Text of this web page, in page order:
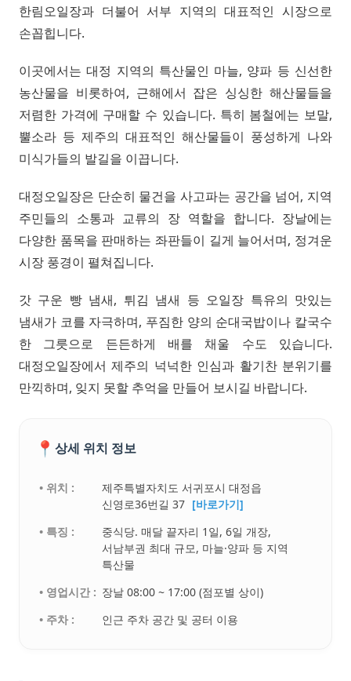
한림오일장과 더불어 서부 지역의 대표적인 시장으로
손꼽힙니다.
이곳에서는 대정 지역의 특산물인 마늘, 양파 등 신선한
농산물을 비롯하여, 근해에서 잡은 싱싱한 해산물들을
저렴한 가격에 구매할 수 있습니다. 특히 봄철에는 보말,
뿔소라 등 제주의 대표적인 해산물들이 풍성하게 나와
미식가들의 발길을 이끕니다.
대정오일장은 단순히 물건을 사고파는 공간을 넘어, 지역
주민들의 소통과 교류의 장 역할을 합니다. 장날에는
다양한 품목을 판매하는 좌판들이 길게 늘어서며, 정겨운
시장 풍경이 펼쳐집니다.
갓 구운 빵 냄새, 튀김 냄새 등 오일장 특유의 맛있는
냄새가 코를 자극하며, 푸짐한 양의 순대국밥이나 칼국수
한 그릇으로 든든하게 배를 채울 수도 있습니다.
대정오일장에서 제주의 넉넉한 인심과 활기찬 분위기를
만끽하며, 잊지 못할 추억을 만들어 보시길 바랍니다.
📍 상세 위치 정보
• 위치 :
제주특별자치도 서귀포시 대정읍
신영로36번길 37 [바로가기]
• 특징 :
중식당. 매달 끝자리 1일, 6일 개장,
서남부권 최대 규모, 마늘·양파 등 지역
특산물
• 영업시간 : 장날 08:00 ~ 17:00 (점포별 상이)
• 주차 :
인근 주차 공간 및 공터 이용